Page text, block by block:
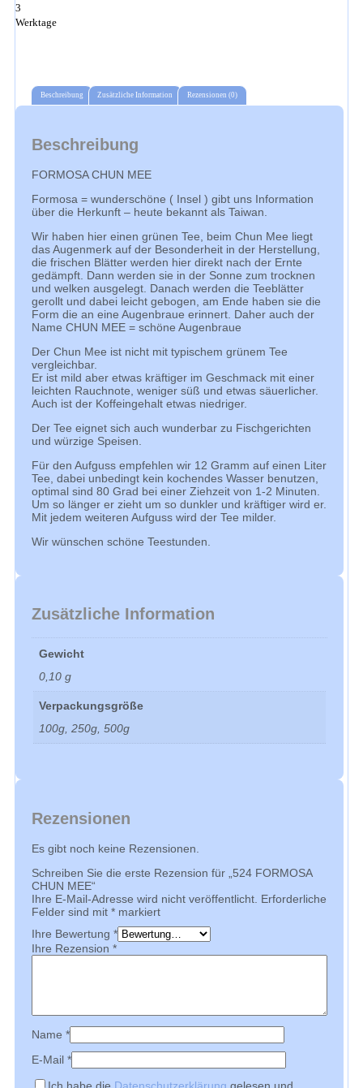
3
Werktage
Beschreibung Zusätzliche Information Rezensionen (0)
Beschreibung
FORMOSA CHUN MEE
Formosa = wunderschöne ( Insel ) gibt uns Information
über die Herkunft – heute bekannt als Taiwan.
Wir haben hier einen grünen Tee, beim Chun Mee liegt
das Augenmerk auf der Besonderheit in der Herstellung,
die frischen Blätter werden hier direkt nach der Ernte
gedämpft. Dann werden sie in der Sonne zum trocknen
und welken ausgelegt. Danach werden die Teeblätter
gerollt und dabei leicht gebogen, am Ende haben sie die
Form die an eine Augenbraue erinnert. Daher auch der
Name CHUN MEE = schöne Augenbraue
Der Chun Mee ist nicht mit typischem grünem Tee
vergleichbar.
Er ist mild aber etwas kräftiger im Geschmack mit einer
leichten Rauchnote, weniger süß und etwas säuerlicher.
Auch ist der Koffeingehalt etwas niedriger.
Der Tee eignet sich auch wunderbar zu Fischgerichten
und würzige Speisen.
Für den Aufguss empfehlen wir 12 Gramm auf einen Liter
Tee, dabei unbedingt kein kochendes Wasser benutzen,
optimal sind 80 Grad bei einer Ziehzeit von 1-2 Minuten.
Um so länger er zieht um so dunkler und kräftiger wird er.
Mit jedem weiteren Aufguss wird der Tee milder.
Wir wünschen schöne Teestunden.
Zusätzliche Information
Gewicht
0,10 g
Verpackungsgröße
100g, 250g, 500g
Rezensionen
Es gibt noch keine Rezensionen.
Schreiben Sie die erste Rezension für „524 FORMOSA
CHUN MEE“
Ihre E-Mail-Adresse wird nicht veröffentlicht. Erforderliche
Felder sind mit * markiert
Ihre Bewertung *
Ihre Rezension *
Name *
E-Mail *
Ich habe die Datenschutzerklärung gelesen und